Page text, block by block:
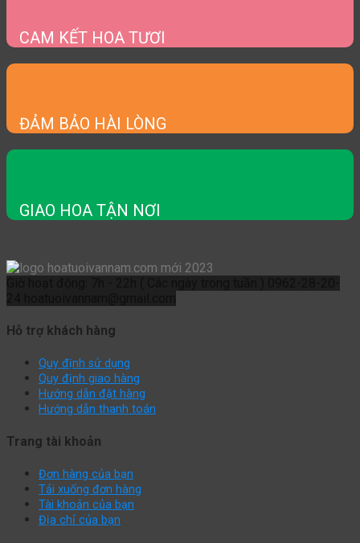
CAM KẾT HOA TƯƠI
ĐẢM BẢO HÀI LÒNG
GIAO HOA TẬN NƠI
Hỗ trợ khách hàng
Quy định sử dụng
Quy định giao hàng
Hướng dẫn đặt hàng
Hướng dẫn thanh toán
Trang tài khoản
Đơn hàng của bạn
Tải xuống đơn hàng
Tài khoản của bạn
Địa chỉ của bạn